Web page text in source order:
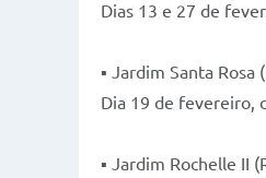
Dias 13 e 27 de
▪ Jardim Santa Rosa
Dia 19 de fevereiro,
▪ Jardim Rochelle II